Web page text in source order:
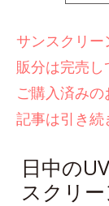
サンスクリー
販分は完売し
ご購入済み
記事は引き続
日中の
スクリ